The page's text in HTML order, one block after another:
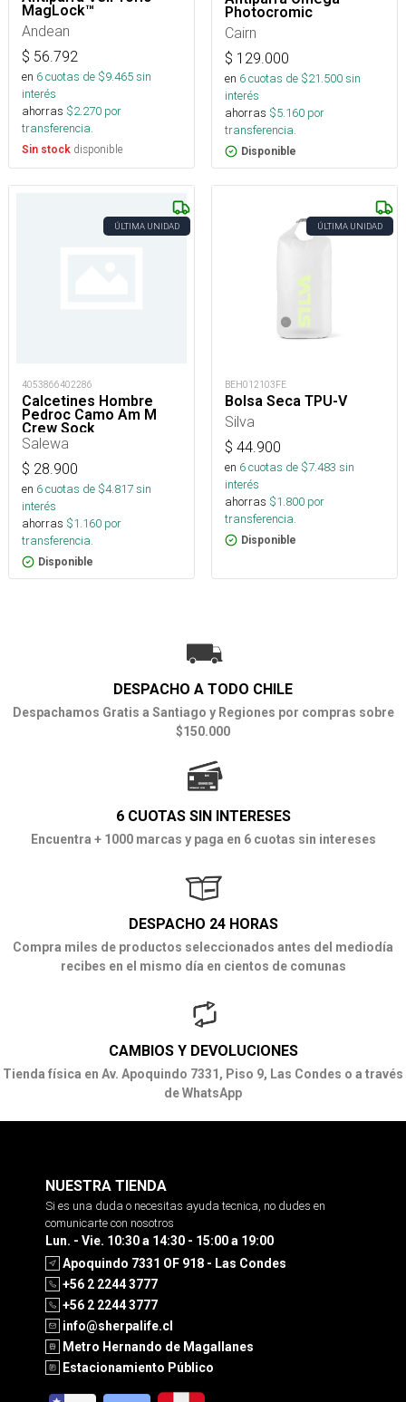
MagLock™
Andean
$ 56.792
en 6cuotas de $9.465sin
interés
ahorras $2.270 por
transferencia.
Sin stock disponible
Photocromic
Cairn
$ 129.000
en 6cuotas de $21.500sin
interés
ahorras $5.160 por
transferencia.
Disponible
ÚLTIMA UNIDAD
4053866402286
Calcetines Hombre
Pedroc Camo Am M
Crew Sock
Salewa
$ 28.900
en 6cuotas de $4.817sin
interés
ahorras $1.160 por
transferencia.
Disponible
ÚLTIMA UNIDAD
BEH012103FE
Bolsa Seca TPU-V
Silva
$ 44.900
en 6cuotas de $7.483 sin
interés
ahorras $1.800 por
transferencia.
Disponible
DESPACHO A TODO CHILE
Despachamos Gratis a Santiago y Regiones por compras sobre
$150.000
6 CUOTAS SIN INTERESES
Encuentra + 1000 marcas y paga en 6 cuotas sin intereses
DESPACHO 24 HORAS
Compra miles de productos seleccionados antes del mediodía
recibes en el mismo día en cientos de comunas
CAMBIOS Y DEVOLUCIONES
Tienda física en Av. Apoquindo 7331, Piso 9, Las Condes o a través
de WhatsApp
NUESTRA TIENDA
Si es una duda o necesitas ayuda tecnica, no dudes en
comunicarte con nosotros
Lun. - Vie. 10:30 a 14:30 - 15:00 a 19:00
Apoquindo 7331 OF 918 - Las Condes
+56 2 2244 3777
+56 2 2244 3777
info@sherpalife.cl
Metro Hernando de Magallanes
Estacionamiento Público